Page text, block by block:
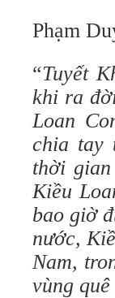
Phạm
“Tuyết
khi ra
Loan
chia tay
thời
Kiều
bao giờ
nước,
Nam,
vùng